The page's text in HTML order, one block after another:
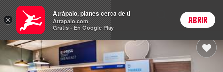
Hoteles Login
×
Atrápalo, planes cerca de ti
Atrapalo.com
Gratis - En Google Play
ABRIR